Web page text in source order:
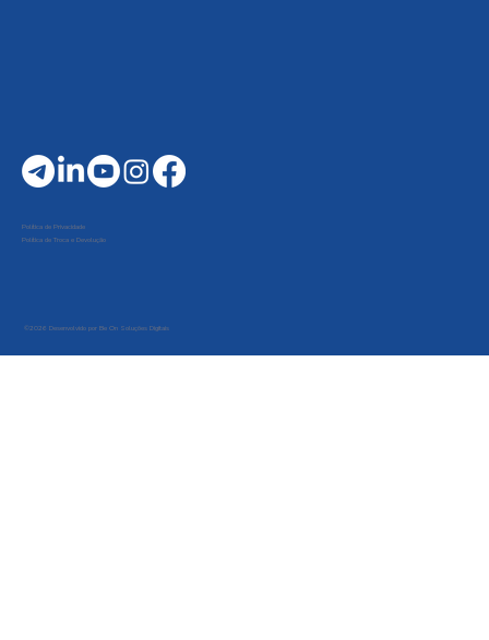
Política de Privacidade
Política de Troca e Devolução
©2026 Desenvolvido por Be On Soluções Digitais